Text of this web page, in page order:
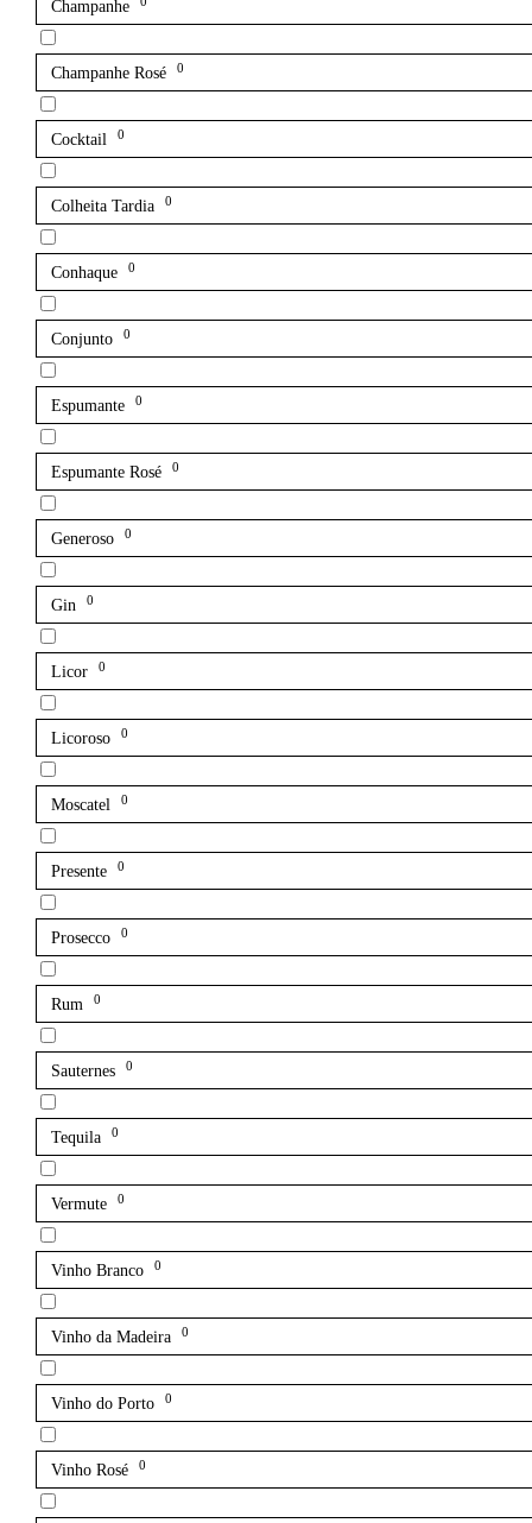
Champanhe
Champanhe Rosé 0
Cocktail 0
Colheita Tardia 0
Conhaque 0
Conjunto 0
Espumante 0
Espumante Rosé 0
Generoso 0
Gin 0
Licor 0
Licoroso 0
Moscatel 0
Presente 0
Prosecco 0
Rum 0
Sauternes 0
Tequila 0
Vermute 0
Vinho Branco 0
Vinho da Madeira 0
Vinho do Porto 0
Vinho Rosé 0